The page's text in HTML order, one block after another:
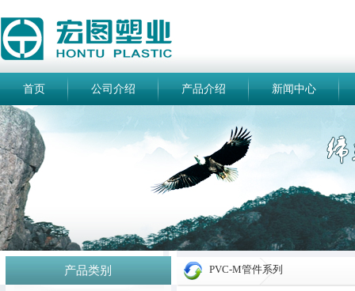
首页 公司介绍 产品介绍 新闻中心
产品类别 PVC-M管件系列